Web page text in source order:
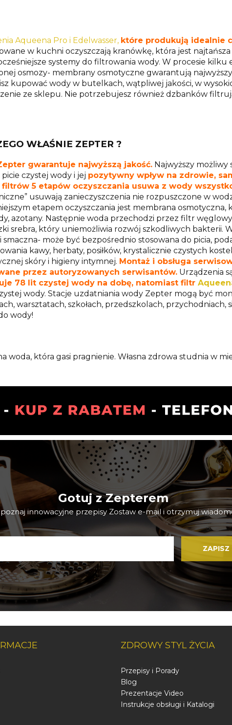
Aqueena Pro i Edelwasser, które produkują idealnie
w kuchni oczyszczają kranówkę, która jest najtańsza
systemy do filtrowania wody. W procesie
osmozy- membrany osmotyczne gwarantują
kupować wody w butelkach, wątpliwej jakości, w
ze sklepu. Nie potrzebujesz również dzbanków
WŁAŚNIE ZEPTER ?
gwarantuje najwyższą jakość. Najwyższy możliwy
czystej wody i jej pozytywny wpływ na zdrowie,
filtrów 5 etapów oczyszczania usuwa z wody
usuwają zanieczyszczenia nie rozpuszczone w
etapem oczyszczania jest membrana
azotany. Następnie woda przechodzi przez filtr
srebra, który uniemożliwia rozwój szkodliwych bakterii.
smaczna- może być bezpośrednio stosowana do picia,
kawy, herbaty, posiłków, krystalicznie czystych
skóry i higieny intymnej. Montaż i obsługa
przez autoryzowanych serwisantów. Urządzenia
78 lit czystej wody na dobę, natomiast filtr
wody. Stacje uzdatniania wody Zepter mogą być
warsztatach, szkołach, przedszkolach, przychodniach,
wody!
woda, która gasi pragnienie. Własna zdrowa studnia w
Gotuj z Zepterem
poznaj innowacyjne przepisy Zostaw e-mail i otrzymuj
ZDROWY STYL ŻYCIA
Przepisy i Porady
Blog
Prezentacje Video
Instrukcje obsługi i Katalogi